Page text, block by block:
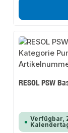
RESOL PSW
Verfügbar,